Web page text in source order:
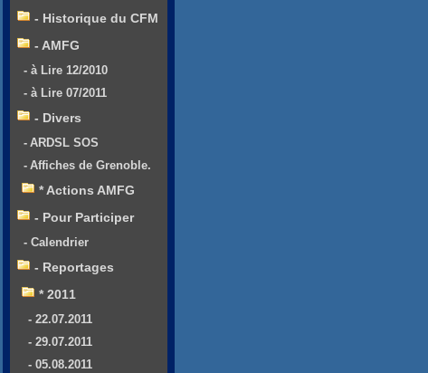
- Historique du CFM
- AMFG
- à Lire 12/2010
- à Lire 07/2011
- Divers
- ARDSL SOS
- Affiches de Grenoble.
* Actions AMFG
- Pour Participer
- Calendrier
- Reportages
* 2011
- 22.07.2011
- 29.07.2011
- 05.08.2011